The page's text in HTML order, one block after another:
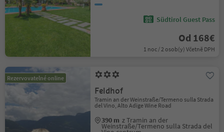
Südtirol Guest Pass
Od 168€
1 noc / 2 osob(y) Včetně DPH
Rezervovatelné online
Feldhof
Tramin an der Weinstraße/Termeno sulla Strada
del Vino, Alto Adige Wine Road
390 m z Tramin an der
Weinstraße/Termeno sulla Strada del